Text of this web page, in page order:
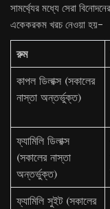
সামর্থ্যের মধ্যে সেরা
একেকরকম খরচ নেওয়া হয়-
রুম
কাপল ডিলাক্স (সকালের
নাস্তা অন্তর্ভুক্ত)
ফ্যামিলি ডিলাক্স
(সকালের নাস্তা
অন্তর্ভুক্ত)
ফ্যামিলি সুইট (সকালের